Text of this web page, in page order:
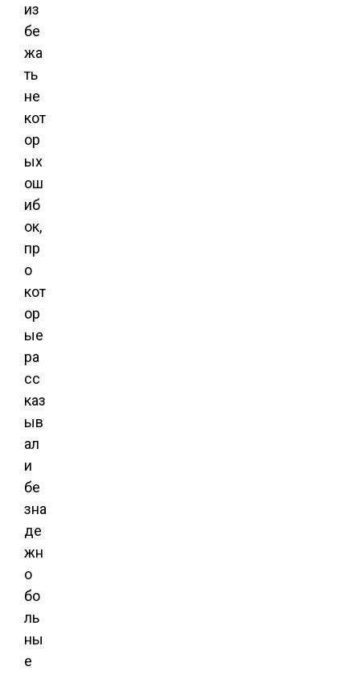
из
бе
жа
ть
не
кот
ор
ых
ош
иб
ок,
пр
о
кот
ор
ые
ра
сс
каз
ыв
ал
и
бе
зна
де
жн
о
бо
ль
ны
е